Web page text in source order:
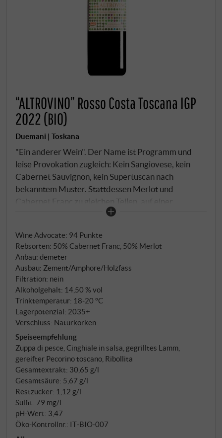
“ALTROVINO” Rosso Costa Toscana IGP
2022 (BIO)
Duemani | Toskana
"Ein anderer Wein". Der Name ist Programm und
leise Provokation zugleich: Kein Sangiovese, kein
Cabernet Sauvignon, kein Supertuscan nach
bekanntem Muster. Stattdessen Merlot und
Cabernet Franc zu gleichen Teilen, auf einer
Küstenhügelkuppe in Riparbella mit Blick auf das
mit Kalkschotter. Elena Celli und Luca D'Attoma
haben Duemani im Jahr 2000 auf einer einfachen
Überzeugung aufgebaut: Jede Geste im Weinberg
zu ihrer Zeit, von Hand. Im Keller dieselbe
Philosophie. Merlot und Cabernet Franc gären
spontan, aber getrennt, in Betonbehältern mit
Umpumpen und 20 Tagen Maischekontakt. Ein Teil
des Cabernet Franc geht in Terrakotta-Amphoren zu
500 und 600 Litern, wo er floraler und fruchtiger
wird. Nach der Assemblage reifen beide in
Holzbottichen aus französischer Eiche für acht
Monate. Keine Klärung, keine Filtration.
Wine Advocate: 94 Punkte
Rebsorten: 50% Cabernet Franc, 50% Merlot
Anbau: demeter
Ausbau: Zement/Amphore/Holzfass
Filtration: nein
Alkoholgehalt: 14,50 % vol
Trinktemperatur: 18‑20 °C
Lagerpotenzial: 2035+
Verschluss: Naturkorken
Speiseempfehlung
Zuppa di pesce, Cinghiale in salsa, gegrilltes Lamm,
gereifter Pecorino toscano, Ribollita
Gesamtextrakt: 30,65 g/l
Gesamtsäure: 5,67 g/l
Restzucker: 1,12 g/l
Sulfit: 79 mg/l
pH-Wert: 3,47
Öko-Kontrollnr.: IT‑BIO‑007